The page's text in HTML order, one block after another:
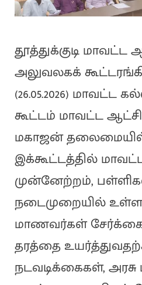
தூத்துக்குடி மாவட்ட
அலுவலகக்
(26.05.2026) மாவட்ட
கூட்டம் மாவட்ட
மகாஜன்
இக்கூட்டத்தில்
முன்னேற்றம்,
நடைமுறையில் உள்ள
மாணவர்கள்
தரத்தை
நடவடிக்கைகள்,